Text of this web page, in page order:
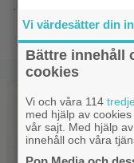
- 8.6.2014 20:52
Vi värdesätter din
Bättre innehåll
cookies
Vi och våra 114
med hjälp av
vår sajt. Med hjälp
innehåll och våra